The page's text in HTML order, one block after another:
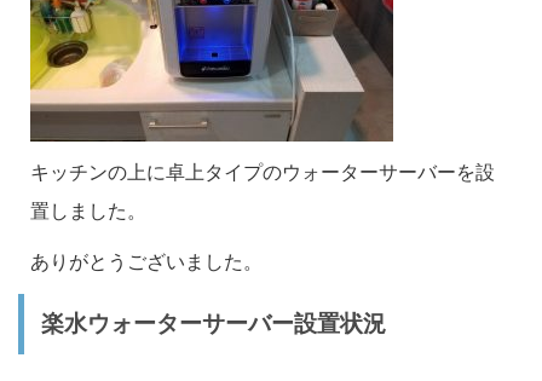
キッチンの上に卓上タイプのウォーターサーバーを設
置しました。
ありがとうございました。
楽水ウォーターサーバー設置状況